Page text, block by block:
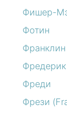
Фишер-
Фотин
Франклин
Фредерик
Фреди
Фрези